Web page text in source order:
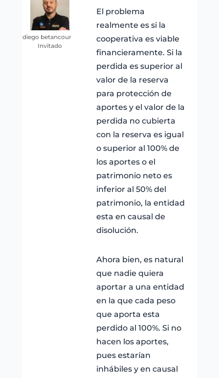
diego betancour
Invitado
El problema
realmente es si la
cooperativa es viable
financieramente. Si la
perdida es superior al
valor de la reserva
para protección de
aportes y el valor de la
perdida no cubierta
con la reserva es igual
o superior al 100% de
los aportes o el
patrimonio neto es
inferior al 50% del
patrimonio, la entidad
esta en causal de
disolución.
Ahora bien, es natural
que nadie quiera
aportar a una entidad
en la que cada peso
que aporta esta
perdido al 100%. Si no
hacen los aportes,
pues estarían
inhábiles y en causal